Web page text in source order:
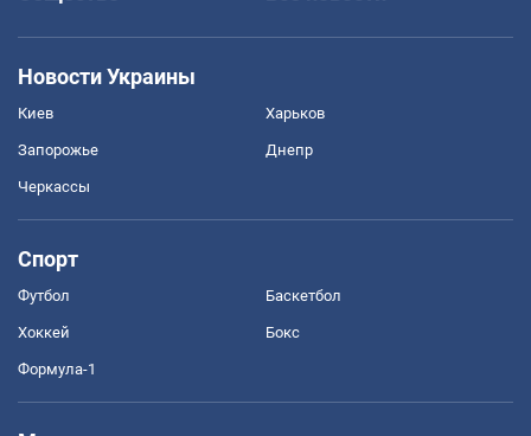
Новости Украины
Киев Харьков
Запорожье Днепр
Черкассы
Спорт
Футбол Баскетбол
Хоккей Бокс
Формула-1